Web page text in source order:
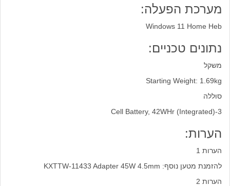
מערכת הפעלה:
Windows 11 Home Heb
נתונים טכניים:
משקל
Starting Weight: 1.69kg
סוללה
3-Cell Battery, 42WHr (Integrated)
הערות:
הערות 1
להזמנת מטען נוסף: KXTTW-11433 Adapter 45W 4.5mm
הערות 2